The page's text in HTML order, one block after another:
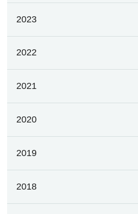
2023
2022
2021
2020
2019
2018